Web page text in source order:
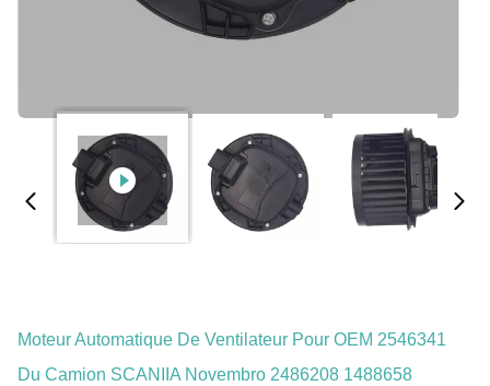
Moteur Automatique De Ventilateur Pour OEM 2546341
Du Camion SCANIIA Novembro 2486208 1488658